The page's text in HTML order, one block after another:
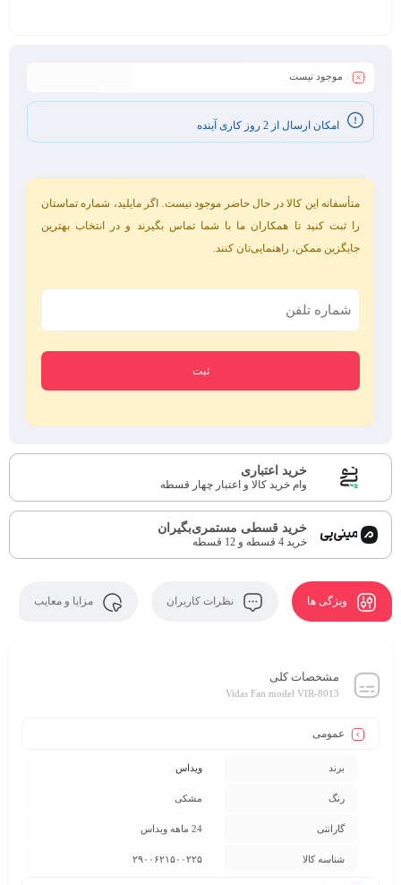
موجود نیست
امکان ارسال از 2 روز کاری آینده
متأسفانه این کالا در حال حاضر موجود نیست. اگر مایلید، شماره تماستان
را ثبت کنید تا همکاران ما با شما تماس بگیرند و در انتخاب بهترین
جایگزین ممکن، راهنمایی‌تان کنند.
خرید اعتباری
وام خرید کالا و اعتبار چهار قسطه
خرید قسطی مستمری‌بگیران
خرید 4 قسطه و 12 قسطه
ویژگی ها نظرات کاربران مزایا و معایب
مشخصات کلی
Vidas Fan model VIR-8013
عمومی
برند ویداس
رنگ مشکی
گارانتی 24 ماهه ویداس
شناسه کالا ۲۹۰۰۶۲۱۵۰۰۲۲۵